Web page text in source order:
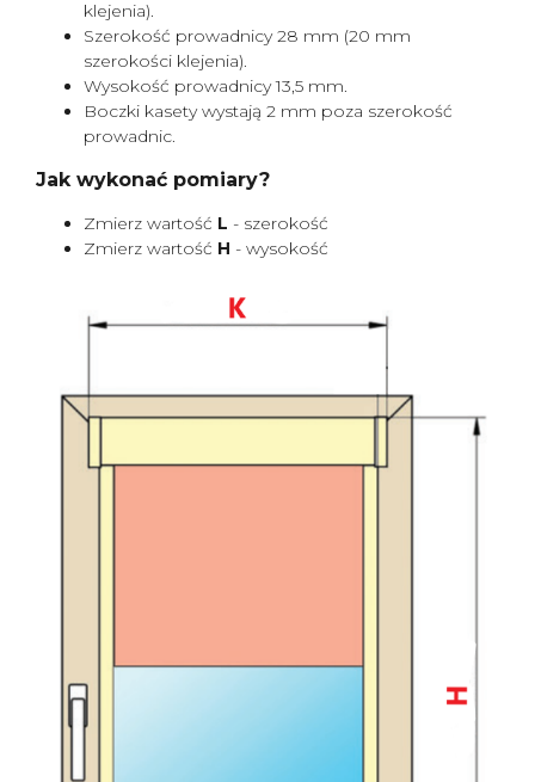
klejenia).
Szerokość prowadnicy 28 mm (20 mm
szerokości klejenia).
Wysokość prowadnicy 13,5 mm.
Boczki kasety wystają 2 mm poza szerokość
prowadnic.
Jak wykonać pomiary?
Zmierz wartość L - szerokość
Zmierz wartość H - wysokość